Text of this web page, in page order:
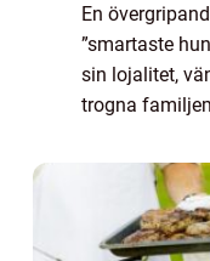
En
”smartaste
sin lojalitet,
trogna
personlighet